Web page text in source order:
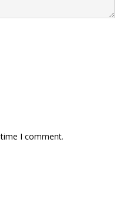
I comment.